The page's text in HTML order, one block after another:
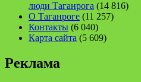
люди Таганрога (14 816)
О Таганроге (11 257)
Контакты (6 040)
Карта сайта (5 609)
Реклама